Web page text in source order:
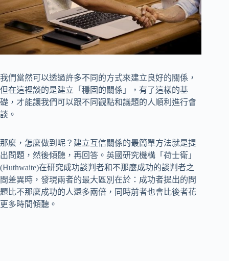
我們當然可以透過許多不同的方式來建立良好的關係，
但在這裡談的是建立「穩固的關係」，有了這樣的基
礎，才能讓我們可以跟不同觀點和議題的人順利進行會
談。
那麼，怎麼做到呢？建立互信關係的最簡單方法就是提
出問題，然後傾聽，再回答。英國研究機構「荷士衛」
(Huthwaite)在研究成功談判者和不那麼成功的談判者之
間差異時，發現兩者的最大區別在於：成功者提出的問
題比不那麼成功的人還多兩倍，同時前者也會比後者花
更多時間傾聽。